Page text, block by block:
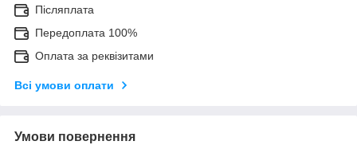
Післяплата
Передоплата 100%
Оплата за реквізитами
Всі умови оплати
Умови повернення